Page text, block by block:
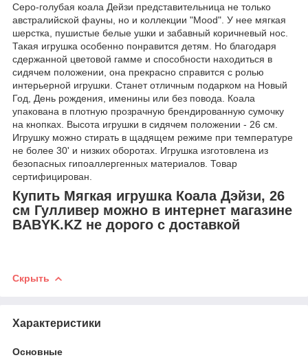
Серо-голубая коала Дейзи представительница не только
австралийской фауны, но и коллекции "Mood". У нее мягкая
шерстка, пушистые белые ушки и забавный коричневый нос.
Такая игрушка особенно понравится детям. Но благодаря
сдержанной цветовой гамме и способности находиться в
сидячем положении, она прекрасно справится с ролью
интерьерной игрушки. Станет отличным подарком на Новый
Год, День рождения, именины или без повода. Коала
упакована в плотную прозрачную брендированную сумочку
на кнопках. Высота игрушки в сидячем положении - 26 см.
Игрушку можно стирать в щадящем режиме при температуре
не более 30' и низких оборотах. Игрушка изготовлена из
безопасных гипоаллергенных материалов. Товар
сертифицирован.
Купить Мягкая игрушка Коала Дэйзи, 26
см Гулливер можно в интернет магазине
BABYK.KZ не дорого с доставкой
Скрыть
Характеристики
Основные